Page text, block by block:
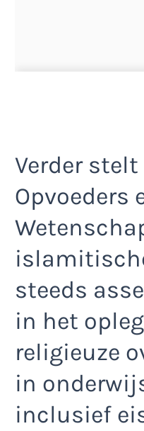
Verder
Opvoeders
steeds
in het
religieuze
in
inclusief